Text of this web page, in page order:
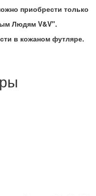
приобрести только
Людям V&V".
в кожаном футляре.